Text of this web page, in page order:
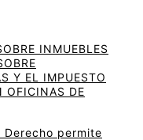
INMUEBLES
Y EL IMPUESTO
OFICINAS DE
permite